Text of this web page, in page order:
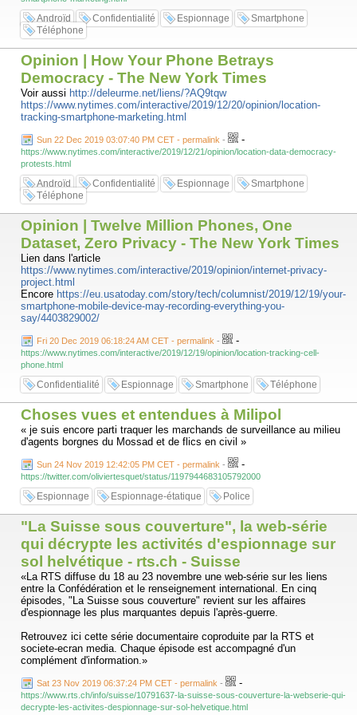
Androïd Confidentialité Espionnage
Smartphone
Téléphone
Opinion | How Your Phone Betrays
Democracy - The New York Times
Voir aussi http://deleurme.net/liens/?AQ9tqw
https://www.nytimes.com/interactive/2019/12/20/opinion/location-
tracking-smartphone-marketing.html
Sun 22 Dec 2019 03:07:40 PM CET - permalink - -
https://www.nytimes.com/interactive/2019/12/21/opinion/location-data-democracy-
protests.html
Androïd Confidentialité Espionnage
Smartphone
Téléphone
Opinion | Twelve Million Phones, One
Dataset, Zero Privacy - The New York Times
Lien dans l'article
https://www.nytimes.com/interactive/2019/opinion/internet-privacy-
project.html
Encore https://eu.usatoday.com/story/tech/columnist/2019/12/19/your-
smartphone-mobile-device-may-recording-everything-you-
say/4403829002/
Fri 20 Dec 2019 06:18:24 AM CET - permalink - -
https://www.nytimes.com/interactive/2019/12/19/opinion/location-tracking-cell-
phone.html
Confidentialité Espionnage Smartphone Téléphone
Choses vues et entendues à Milipol
« je suis encore parti traquer les marchands de surveillance au milieu
d'agents borgnes du Mossad et de flics en civil »
Sun 24 Nov 2019 12:42:05 PM CET - permalink - -
https://twitter.com/oliviertesquet/status/1197944683105792000
Espionnage Espionnage-étatique Police
"La Suisse sous couverture", la web-série
qui décrypte les activités d'espionnage sur
sol helvétique - rts.ch - Suisse
«La RTS diffuse du 18 au 23 novembre une web-série sur les liens
entre la Confédération et le renseignement international. En cinq
épisodes, "La Suisse sous couverture" revient sur les affaires
d'espionnage les plus marquantes depuis l'après-guerre.
Retrouvez ici cette série documentaire coproduite par la RTS et
societe-ecran media. Chaque épisode est accompagné d'un
complément d'information.»
Sat 23 Nov 2019 06:37:24 PM CET - permalink - -
https://www.rts.ch/info/suisse/10791637-la-suisse-sous-couverture-la-webserie-qui-
decrypte-les-activites-despionnage-sur-sol-helvetique.html